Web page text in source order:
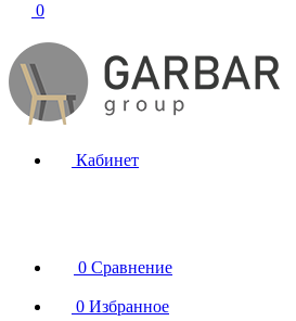
0
Кабинет
0 Сравнение
0 Избранное